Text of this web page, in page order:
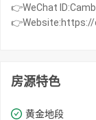
👉WeChat
房源特色
黄金地段